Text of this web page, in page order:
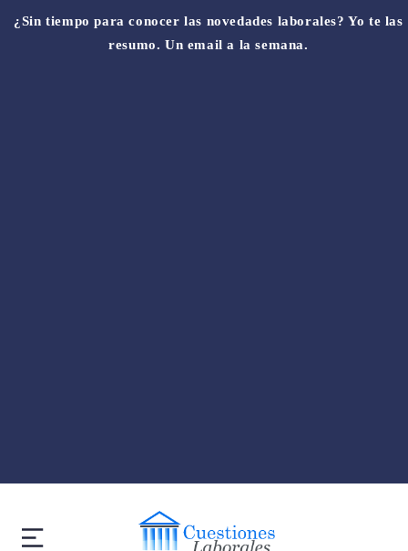
¿Sin tiempo para conocer las novedades laborales? Yo te las
resumo. Un email a la semana.